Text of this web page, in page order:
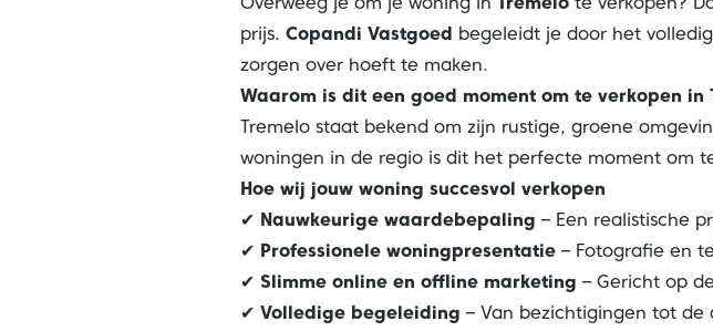
prijs. Copandi Vastgoed begeleidt je door het
zorgen over hoeft te maken.
Waarom is dit een goed moment om te verkopen in
Tremelo staat bekend om zijn rustige, groene
woningen in de regio is dit het perfecte moment om
Hoe wij jouw woning succesvol verkopen
✔ Nauwkeurige waardebepaling – Een realistische
✔ Professionele woningpresentatie – Fotografie en
✔ Slimme online en offline marketing – Gericht op
✔ Volledige begeleiding – Van bezichtigingen tot